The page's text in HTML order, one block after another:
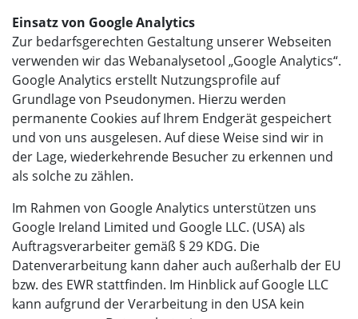
Einsatz von Google Analytics
Zur bedarfsgerechten Gestaltung unserer Webseiten
verwenden wir das Webanalysetool „Google Analytics“.
Google Analytics erstellt Nutzungsprofile auf
Grundlage von Pseudonymen. Hierzu werden
permanente Cookies auf Ihrem Endgerät gespeichert
und von uns ausgelesen. Auf diese Weise sind wir in
der Lage, wiederkehrende Besucher zu erkennen und
als solche zu zählen.
Im Rahmen von Google Analytics unterstützen uns
Google Ireland Limited und Google LLC. (USA) als
Auftragsverarbeiter gemäß § 29 KDG. Die
Datenverarbeitung kann daher auch außerhalb der EU
bzw. des EWR stattfinden. Im Hinblick auf Google LLC
kann aufgrund der Verarbeitung in den USA kein